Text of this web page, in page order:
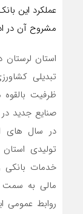
عملکرد این
مشروح آن در
استان
تبدیلی
ظرفیت
صنایع جدید
در سال های
تولیدی
خدمات بانکی
مالی به
روابط عمومی